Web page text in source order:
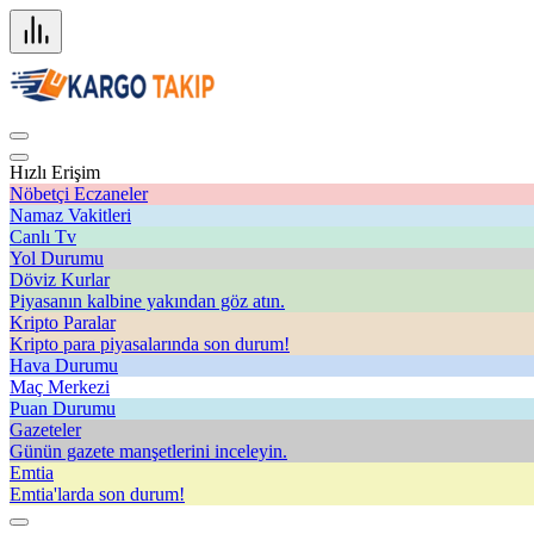
Hızlı Erişim
Nöbetçi Eczaneler
Namaz Vakitleri
Canlı Tv
Yol Durumu
Döviz Kurlar
Piyasanın kalbine yakından göz atın.
Kripto Paralar
Kripto para piyasalarında son durum!
Hava Durumu
Maç Merkezi
Puan Durumu
Gazeteler
Günün gazete manşetlerini inceleyin.
Emtia
Emtia'larda son durum!